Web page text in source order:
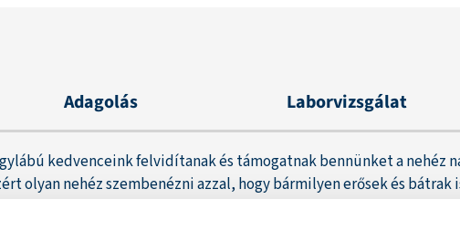
Adagolás Laborvizsgálat
kedvenceink felvidítanak és támogatnak bennünket a nehéz
olyan nehéz szembenézni azzal, hogy bármilyen erősek és bátrak
bizony nekünk, kétlábúaknak kell lépnünk.